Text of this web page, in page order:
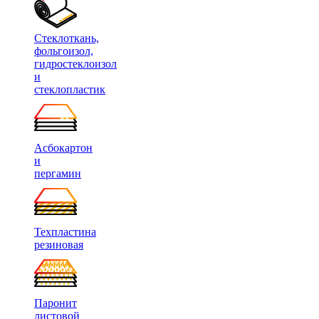
Стеклоткань,
фольгоизол,
гидростеклоизол
и
стеклопластик
Асбокартон
и
пергамин
Техпластина
резиновая
Паронит
листовой